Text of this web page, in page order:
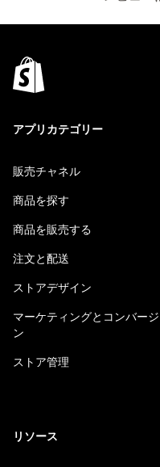
アプリカテゴリー
販売チャネル
商品を探す
商品を販売する
注文と配送
ストアデザイン
マーケティングとコンバージ
ン
ストア管理
リソース